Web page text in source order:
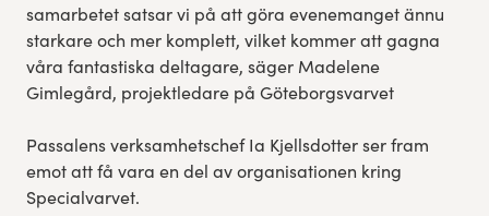
samarbetet satsar vi på att göra evenemanget ännu
starkare och mer komplett, vilket kommer att gagna
våra fantastiska deltagare, säger Madelene
Gimlegård, projektledare på Göteborgsvarvet
Passalens verksamhetschef Ia Kjellsdotter ser fram
emot att få vara en del av organisationen kring
Specialvarvet.